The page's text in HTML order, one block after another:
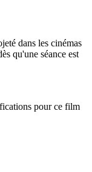
dans les cinémas
qu'une séance est
pour ce film